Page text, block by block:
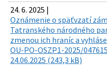
24. 6. 2025 |
Oznámenie o späťvzatí
Tatranského národného
zmenou ich hraníc a
OU-PO-OSZP1-2025/
24.06.2025 (243,3 kB)